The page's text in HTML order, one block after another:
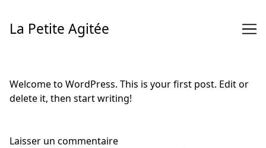
Content
La Petite Agitée
Welcome to WordPress. This is your first post. Edit or
delete it, then start writing!
Laisser un commentaire